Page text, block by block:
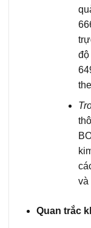
độ
và
Quan trắc